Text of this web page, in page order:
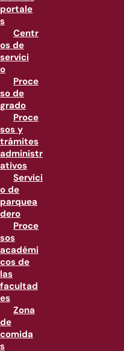
portale
s
Centr
os de
servici
o
Proce
so de
grado
Proce
sos y
trámites
administr
ativos
Servici
o de
parquea
dero
Proce
sos
académi
cos de
las
facultad
es
Zona
de
comida
s